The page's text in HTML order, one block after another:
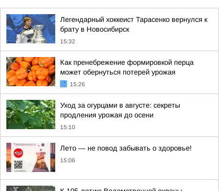
Легендарный хоккеист Тарасенко вернулся к
брату в Новосибирск
15:32
Как пренебрежение формировкой перца
может обернуться потерей урожая
15:26
Уход за огурцами в августе: секреты
продления урожая до осени
15:10
Лето — не повод забывать о здоровье!
15:06